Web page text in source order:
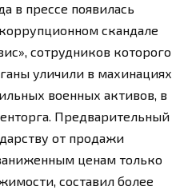
в прессе появилась
скандале
сотрудников которого
уличили в махинациях
военных активов, в
Предварительный
от продажи
ценам только
составил более